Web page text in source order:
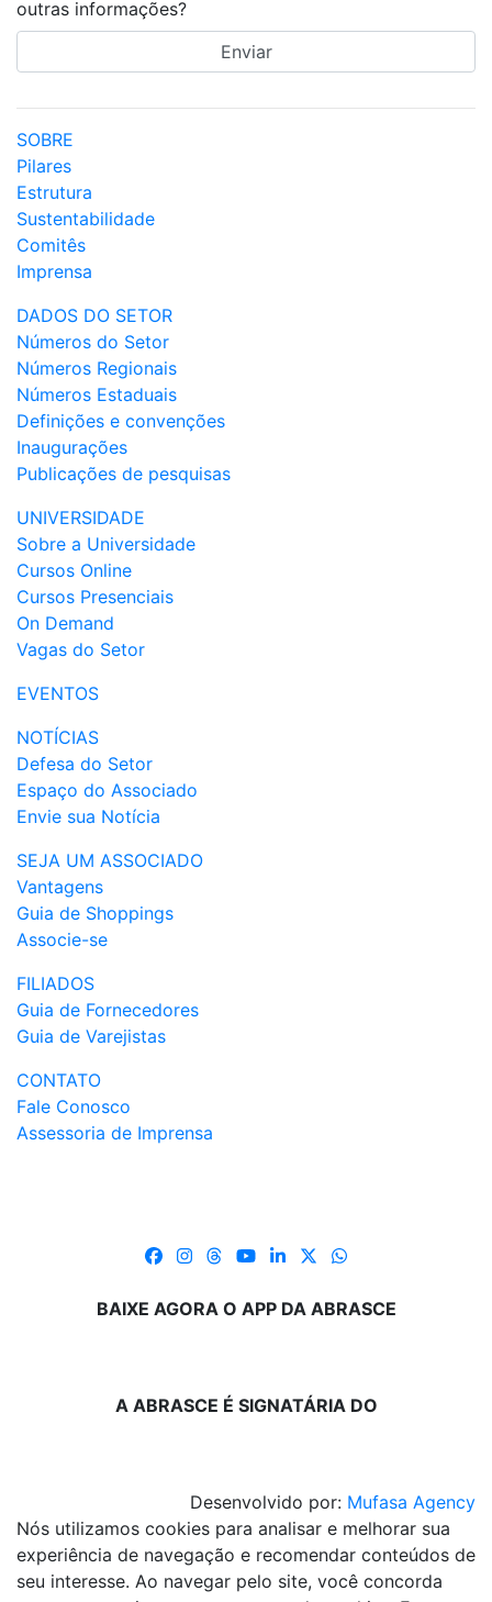
outras informações?
SOBRE
Pilares
Estrutura
Sustentabilidade
Comitês
Imprensa
DADOS DO SETOR
Números do Setor
Números Regionais
Números Estaduais
Definições e convenções
Inaugurações
Publicações de pesquisas
UNIVERSIDADE
Sobre a Universidade
Cursos Online
Cursos Presenciais
On Demand
Vagas do Setor
EVENTOS
NOTÍCIAS
Defesa do Setor
Espaço do Associado
Envie sua Notícia
SEJA UM ASSOCIADO
Vantagens
Guia de Shoppings
Associe-se
FILIADOS
Guia de Fornecedores
Guia de Varejistas
CONTATO
Fale Conosco
Assessoria de Imprensa
BAIXE AGORA O APP DA ABRASCE
A ABRASCE É SIGNATÁRIA DO
Desenvolvido por: Mufasa Agency
Nós utilizamos cookies para analisar e melhorar sua
experiência de navegação e recomendar conteúdos de
seu interesse. Ao navegar pelo site, você concorda